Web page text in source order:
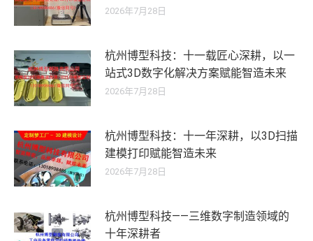
2026年7月28日
杭州博型科技：十一载匠心深耕，以一
站式3D数字化解决方案赋能智造未来
2026年7月28日
杭州博型科技：十一年深耕，以3D扫描
建模打印赋能智造未来
2026年7月28日
杭州博型科技——三维数字制造领域的
十年深耕者